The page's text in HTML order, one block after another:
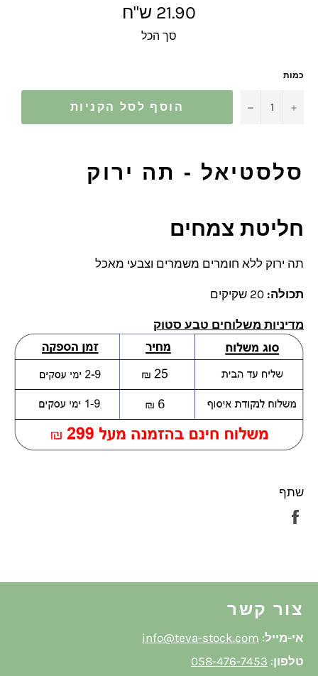
מחיר
מלא
21.90 ש"ח
סך הכל
כמות
− + הוסף לסל הקניות
סלסטיאל - תה ירוק
חליטת צמחים
תה ירוק ללא חומרים משמרים וצבעי מאכל
תכולה:
מדיניות משלוחים טבע סטוק
שתף
צור קשר
אי-מייל:
info@teva-stock.com
טלפון:
058-476-7453